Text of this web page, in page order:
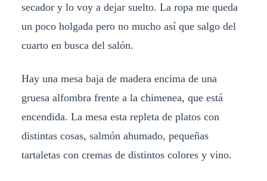
secador y lo voy a dejar suelto. La ropa me queda
un poco holgada pero no mucho así que salgo del
cuarto en busca del salón.
Hay una mesa baja de madera encima de una
gruesa alfombra frente a la chimenea, que está
encendida. La mesa esta repleta de platos con
distintas cosas, salmón ahumado, pequeñas
tartaletas con cremas de distintos colores y vino.